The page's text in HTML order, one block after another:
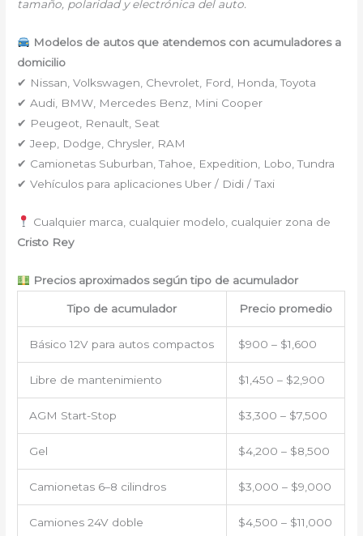
tamaño, polaridad y electrónica del auto.
Modelos de autos que atendemos con acumuladores a
domicilio
✔ Nissan, Volkswagen, Chevrolet, Ford, Honda, Toyota
✔ Audi, BMW, Mercedes Benz, Mini Cooper
✔ Peugeot, Renault, Seat
✔ Jeep, Dodge, Chrysler, RAM
✔ Camionetas Suburban, Tahoe, Expedition, Lobo, Tundra
✔ Vehículos para aplicaciones Uber / Didi / Taxi
Cualquier marca, cualquier modelo, cualquier zona de
Cristo Rey
Precios aproximados según tipo de acumulador
Tipo de acumulador Precio promedio
Básico 12V para autos compactos $900 – $1,600
Libre de mantenimiento $1,450 – $2,900
AGM Start-Stop $3,300 – $7,500
Gel $4,200 – $8,500
Camionetas 6–8 cilindros $3,000 – $9,000
Camiones 24V doble $4,500 – $11,000